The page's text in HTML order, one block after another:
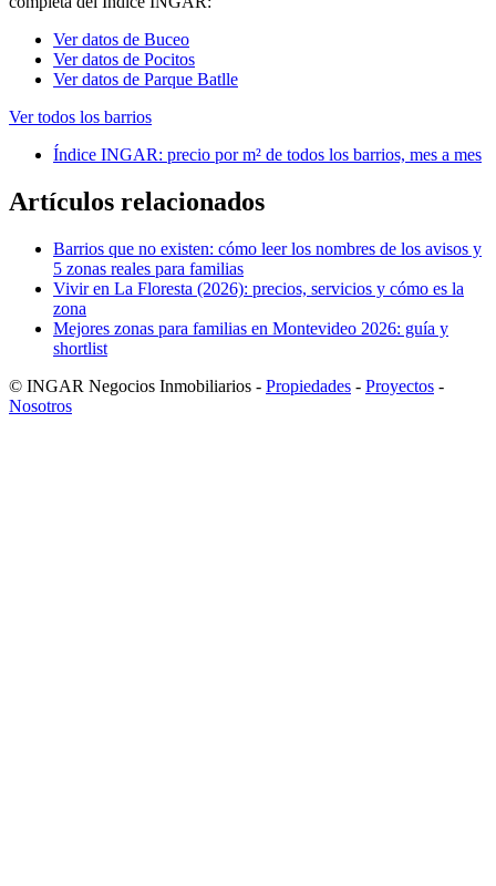
Ver datos de Buceo
Ver datos de Pocitos
Ver datos de Parque Batlle
Ver todos los barrios
Índice INGAR: precio por m² de todos los barrios, mes a mes
Artículos relacionados
Barrios que no existen: cómo leer los nombres de los avisos y
5 zonas reales para familias
Vivir en La Floresta (2026): precios, servicios y cómo es la
zona
Mejores zonas para familias en Montevideo 2026: guía y
shortlist
© INGAR Negocios Inmobiliarios - Propiedades - Proyectos -
Nosotros